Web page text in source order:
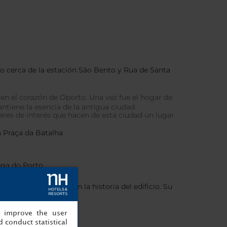
de la estación São Bento y Rua de Santa
el corazón de Oporto. Una vez fue el hogar de
la esencia de la antigua ciudad
de interés que hacen de esta ciudad un lugar
da Batalha
do Porto
está inspirada en la historia del edificio. Su
the user
conduct statistical